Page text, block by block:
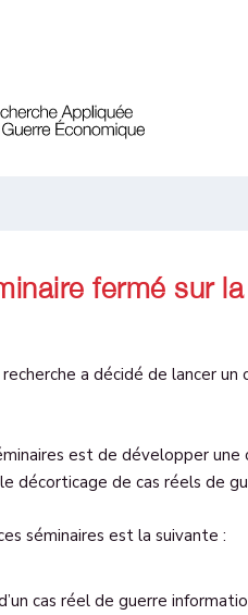
fermé sur
a décidé de lancer un
est de développer une
décorticage de cas réels de
séminaires est la suivante :
cas réel de guerre